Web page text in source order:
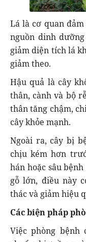
Lá là cơ quan
nguồn dinh
giảm diện tích lá
giảm theo.
Hậu quả là cây
thân, cành và bộ
thân tăng chậm,
cây khỏe mạnh.
Ngoài ra, cây bị
chịu kém hơn
hán hoặc sâu
gỗ lớn, điều này
thác và giảm hiệu
Các biện pháp
Việc phòng